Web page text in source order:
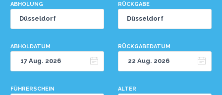
ABHOLUNG RÜCKGABE
ABHOLDATUM RÜCKGABEDATUM
FÜHRERSCHEIN ALTER